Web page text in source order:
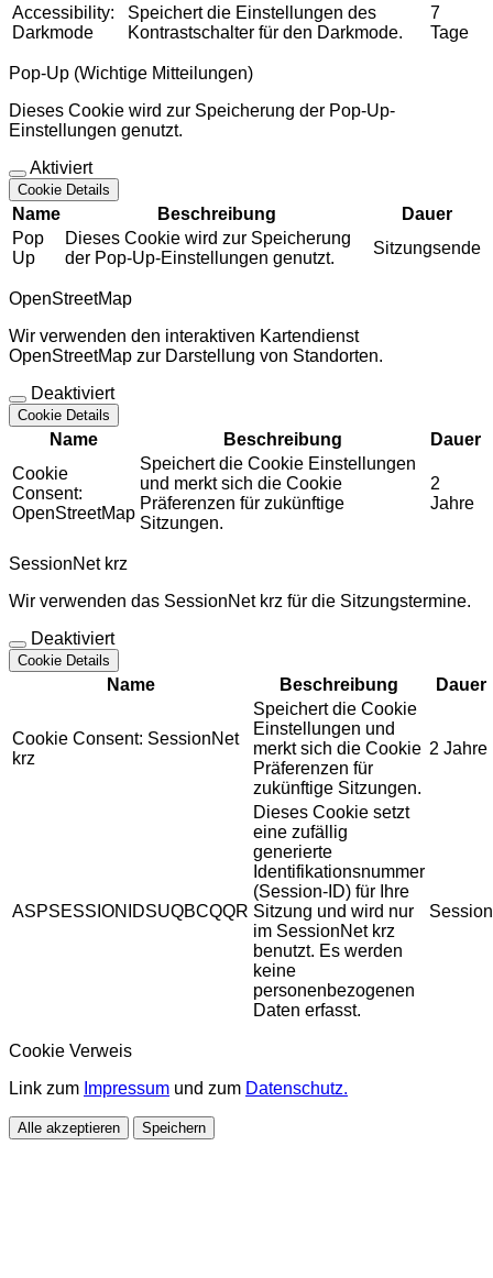
Accessibility:
Darkmode
Speichert die Einstellungen des
Kontrastschalter für den Darkmode.
7
Tage
Pop-Up (Wichtige Mitteilungen)
Dieses Cookie wird zur Speicherung der Pop-Up-
Einstellungen genutzt.
Aktiviert
Cookie Details
Name Beschreibung
Dauer
Pop
Up
Dieses Cookie wird zur Speicherung
der Pop-Up-Einstellungen genutzt.
Sitzungsende
OpenStreetMap
Wir verwenden den interaktiven Kartendienst
OpenStreetMap zur Darstellung von Standorten.
Deaktiviert
Cookie Details
Name Beschreibung
Dauer
Cookie
Consent:
OpenStreetMap
Speichert die Cookie Einstellungen
und merkt sich die Cookie
Präferenzen für zukünftige
Sitzungen.
2
Jahre
SessionNet krz
Wir verwenden das SessionNet krz für die Sitzungstermine.
Deaktiviert
Cookie Details
Name Beschreibung Dauer
Cookie Consent: SessionNet
krz
Speichert die Cookie
Einstellungen und
merkt sich die Cookie
Präferenzen für
zukünftige Sitzungen.
2 Jahre
ASPSESSIONIDSUQBCQQR
Dieses Cookie setzt
eine zufällig
generierte
Identifikationsnummer
(Session-ID) für Ihre
Sitzung und wird nur
im SessionNet krz
benutzt. Es werden
keine
personenbezogenen
Daten erfasst.
Session
Cookie Verweis
Link zum Impressum und zum Datenschutz.
Alle akzeptieren Speichern